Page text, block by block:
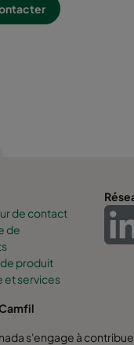
de contact
de
produit
et services
s'engage à